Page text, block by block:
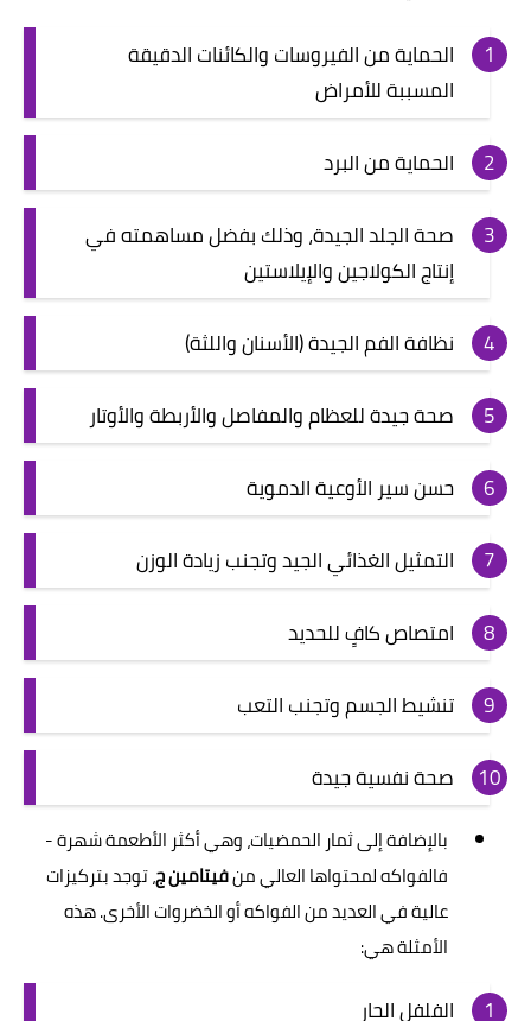
الحماية من الفيروسات والكائنات الدقيقة
المسببة للأمراض
الحماية من البرد
صحة الجلد الجيدة، وذلك بفضل مساهمته في
إنتاج الكولاجين والإيلاستين
نظافة الفم الجيدة (الأسنان واللثة)
صحة جيدة للعظام والمفاصل والأربطة والأوتار
حسن سير الأوعية الدموية
التمثيل الغذائي الجيد وتجنب زيادة الوزن
امتصاص كافٍ للحديد
تنشيط الجسم وتجنب التعب
صحة نفسية جيدة
بالإضافة إلى ثمار الحمضيات، وهي أكثر الأطعمة شهرة -
فالفواكه لمحتواها العالي منفيتامين ج، توجد بتركيزات
عالية في العديد من الفواكه أو الخضروات الأخرى. هذه
الأمثلة هي:
الفلفل الحار